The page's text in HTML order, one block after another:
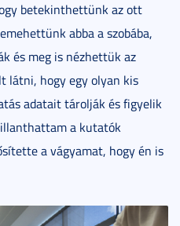
betekinthettünk az ott
abba a szobába,
és meg is nézhettük az
látni, hogy egy olyan kis
adatait tárolják és figyelik
a kutatók
a vágyamat, hogy én is